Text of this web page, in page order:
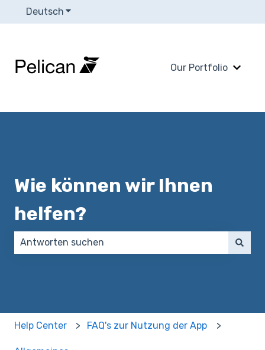
Deutsch Untermenü für Übersetzungen anzeigen
Our Portfolio
Wie können wir Ihnen
helfen?
Help Center FAQ's zur Nutzung der App